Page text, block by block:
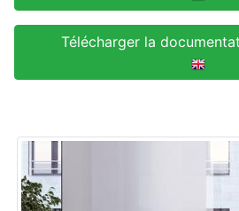
Télécharger la